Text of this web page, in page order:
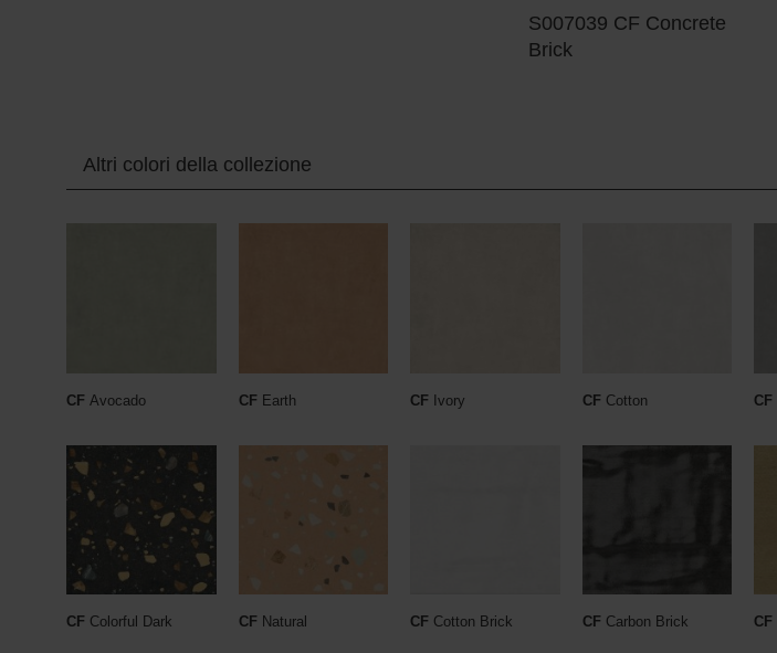
S007039 CF Concrete
Brick
Altri colori della collezione
CF Avocado CF Earth CF Ivory CF Cotton CF
CF Colorful Dark CF Natural CF Cotton Brick CF Carbon Brick CF